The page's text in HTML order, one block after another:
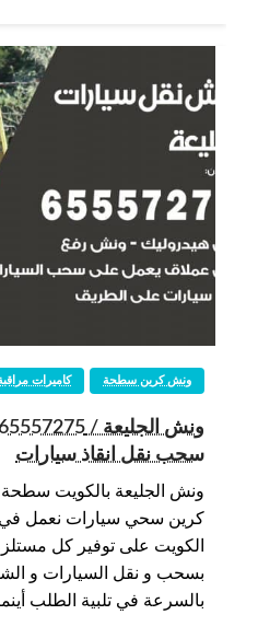
كاميرات ونش كرين سطحة
سحب نقل انقاذ سيارات
ونش الجليعة بالكويت سطحة
كرين سحي سيارات نعمل في
الكويت على توفير كل
بسحب و نقل السيارات و
بالسرعة في تلبية الطلب